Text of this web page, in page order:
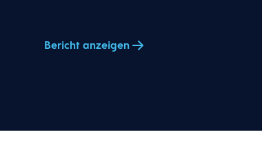
Bericht anzeigen